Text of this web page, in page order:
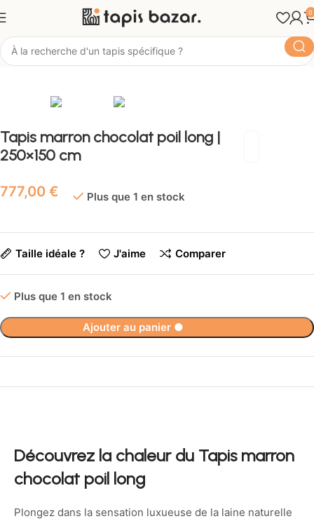
0
Tapis Berbère
Tapis marron chocolat poil long |
250×150 cm
€ Plus que 1 en stock
Taille idéale ? J'aime Comparer
Plus que 1 en stock
Ajouter au panier ●
Découvrez la chaleur du Tapis marron
chocolat poil long
Plongez dans la sensation luxueuse de la laine naturelle